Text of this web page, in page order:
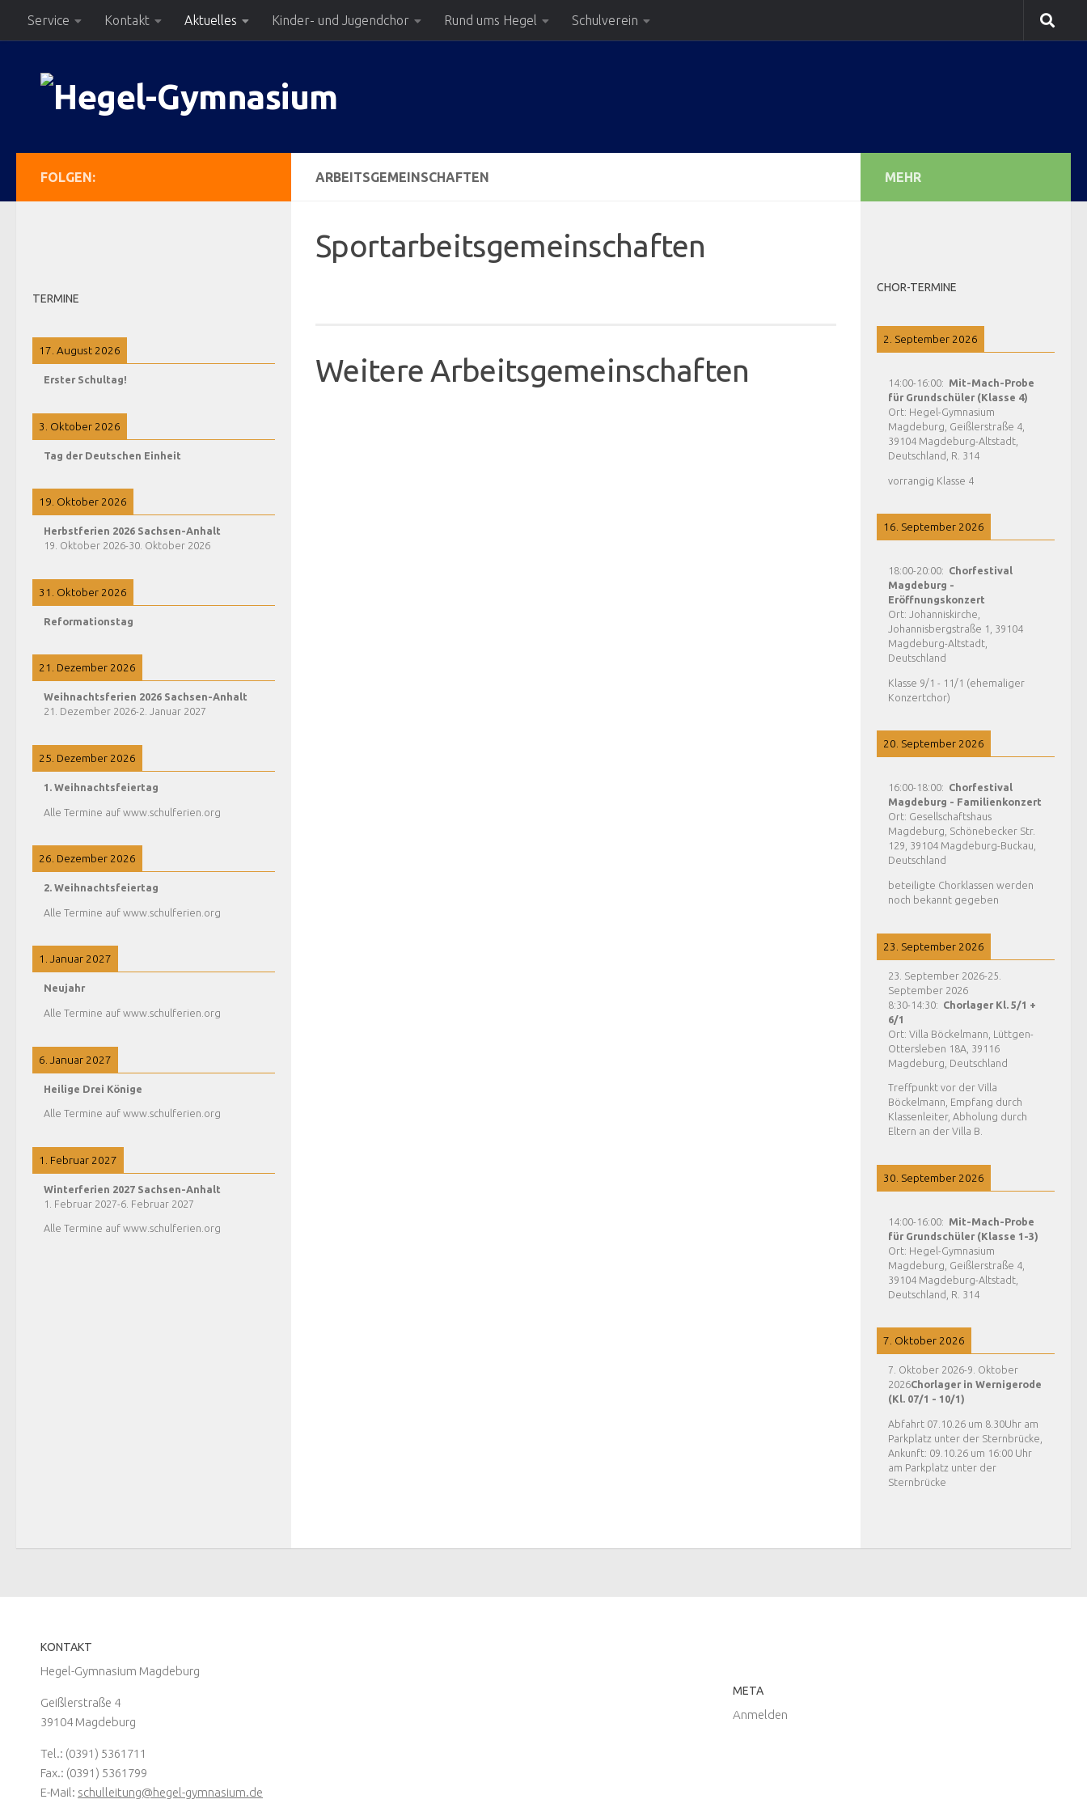
Zum Inhalt springen
Service Kontakt Aktuelles Kinder- und Jugendchor Rund ums Hegel Schulverein
ARBEITSGEMEINSCHAFTEN
Sportarbeitsgemeinschaften
Weitere Arbeitsgemeinschaften
FOLGEN:
TERMINE
17. August 2026
Erster Schultag!
3. Oktober 2026
Tag der Deutschen Einheit
19. Oktober 2026
Herbstferien 2026 Sachsen-Anhalt
19. Oktober 2026-30. Oktober 2026
31. Oktober 2026
Reformationstag
21. Dezember 2026
Weihnachtsferien 2026 Sachsen-Anhalt
21. Dezember 2026-2. Januar 2027
25. Dezember 2026
1. Weihnachtsfeiertag
Alle Termine auf www.schulferien.org
26. Dezember 2026
2. Weihnachtsfeiertag
Alle Termine auf www.schulferien.org
1. Januar 2027
Neujahr
Alle Termine auf www.schulferien.org
6. Januar 2027
Heilige Drei Könige
Alle Termine auf www.schulferien.org
1. Februar 2027
Winterferien 2027 Sachsen-Anhalt
1. Februar 2027-6. Februar 2027
Alle Termine auf www.schulferien.org
MEHR
CHOR-TERMINE
2. September 2026
14:00- 16:00: Mit-Mach-Probe
für Grundschüler (Klasse 4)
Ort: Hegel-Gymnasium
Magdeburg, Geißlerstraße 4,
39104 Magdeburg-Altstadt,
Deutschland, R. 314
vorrangig Klasse 4
16. September 2026
18:00-20:00: Chorfestival
Magdeburg -
Eröffnungskonzert
Ort: Johanniskirche,
Johannisbergstraße 1, 39104
Magdeburg-Altstadt,
Deutschland
Klasse 9/1 - 11/1 (ehemaliger
Konzertchor)
20. September 2026
16:00- 18:00: Chorfestival
Magdeburg - Familienkonzert
Ort: Gesellschaftshaus
Magdeburg, Schönebecker Str.
129, 39104 Magdeburg-Buckau,
Deutschland
beteiligte Chorklassen werden
noch bekannt gegeben
23. September 2026
23. September 2026-25.
September 2026
8:30- 14:30: Chorlager Kl. 5/1 +
6/1
Ort: Villa Böckelmann, Lüttgen-
Ottersleben 18A, 39116
Magdeburg, Deutschland
Treffpunkt vor der Villa
Böckelmann, Empfang durch
Klassenleiter, Abholung durch
Eltern an der Villa B.
30. September 2026
14:00- 16:00: Mit-Mach-Probe
für Grundschüler (Klasse 1-3)
Ort: Hegel-Gymnasium
Magdeburg, Geißlerstraße 4,
39104 Magdeburg-Altstadt,
Deutschland, R. 314
7. Oktober 2026
7. Oktober 2026-9. Oktober
2026Chorlager in Wernigerode
(Kl. 07/1 - 10/1)
Abfahrt 07.10.26 um 8.30Uhr am
Parkplatz unter der Sternbrücke,
Ankunft: 09.10.26 um 16:00 Uhr
am Parkplatz unter der
Sternbrücke
KONTAKT
Hegel-Gymnasium Magdeburg
Geißlerstraße 4
39104 Magdeburg
Tel.: (0391) 5361711
Fax.: (0391) 5361799
E-Mail: schulleitung@hegel-gymnasium.de
META
Anmelden